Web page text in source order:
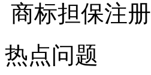
商标担保注册
热点问题